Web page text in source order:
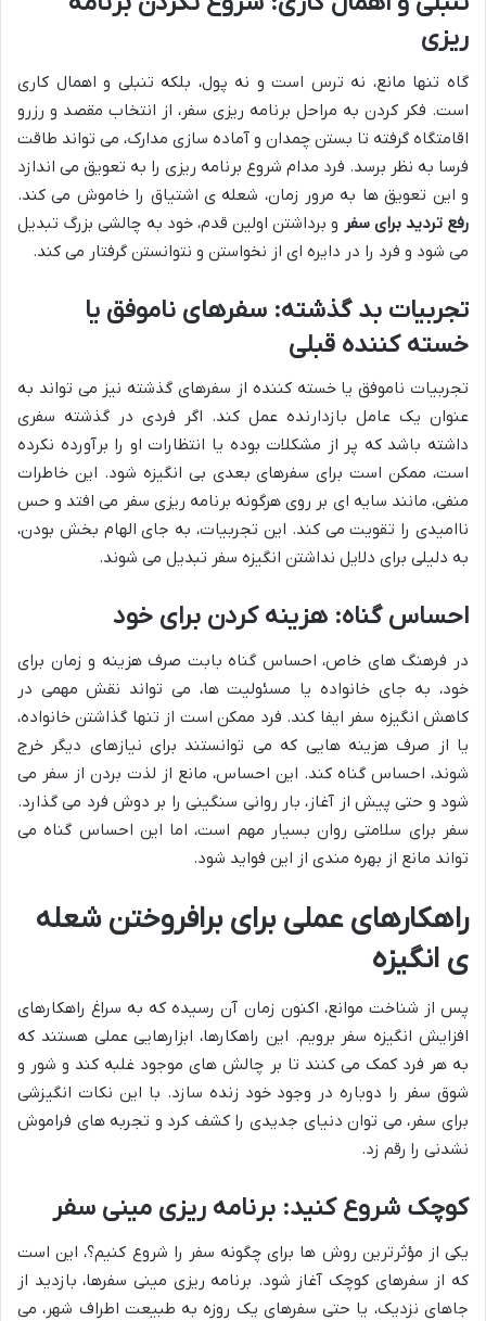
ریزی
گاه تنها مانع، نه ترس است و نه پول، بلکه تنبلی و اهمال کاری
است. فکر کردن به مراحل برنامه ریزی سفر، از انتخاب مقصد و رزرو
اقامتگاه گرفته تا بستن چمدان و آماده سازی مدارک، می تواند طاقت
فرسا به نظر برسد. فرد مدام شروع برنامه ریزی را به تعویق می اندازد
و این تعویق ها به مرور زمان، شعله ی اشتیاق را خاموش می کند.
رفع تردید برای سفر و برداشتن اولین قدم، خود به چالشی بزرگ تبدیل
می شود و فرد را در دایره ای از نخواستن و نتوانستن گرفتار می کند.
تجربیات بد گذشته: سفرهای ناموفق یا
خسته کننده قبلی
تجربیات ناموفق یا خسته کننده از سفرهای گذشته نیز می تواند به
عنوان یک عامل بازدارنده عمل کند. اگر فردی در گذشته سفری
داشته باشد که پر از مشکلات بوده یا انتظارات او را برآورده نکرده
است، ممکن است برای سفرهای بعدی بی انگیزه شود. این خاطرات
منفی، مانند سایه ای بر روی هرگونه برنامه ریزی سفر می افتد و حس
ناامیدی را تقویت می کند. این تجربیات، به جای الهام بخش بودن،
به دلیلی برای دلایل نداشتن انگیزه سفر تبدیل می شوند.
احساس گناه: هزینه کردن برای خود
در فرهنگ های خاص، احساس گناه بابت صرف هزینه و زمان برای
خود، به جای خانواده یا مسئولیت ها، می تواند نقش مهمی در
کاهش انگیزه سفر ایفا کند. فرد ممکن است از تنها گذاشتن خانواده،
یا از صرف هزینه هایی که می توانستند برای نیازهای دیگر خرج
شوند، احساس گناه کند. این احساس، مانع از لذت بردن از سفر می
شود و حتی پیش از آغاز، بار روانی سنگینی را بر دوش فرد می گذارد.
سفر برای سلامتی روان بسیار مهم است، اما این احساس گناه می
تواند مانع از بهره مندی از این فواید شود.
راهکارهای عملی برای برافروختن شعله
ی انگیزه
پس از شناخت موانع، اکنون زمان آن رسیده که به سراغ راهکارهای
افزایش انگیزه سفر برویم. این راهکارها، ابزارهایی عملی هستند که
به هر فرد کمک می کنند تا بر چالش های موجود غلبه کند و شور و
شوق سفر را دوباره در وجود خود زنده سازد. با این نکات انگیزشی
برای سفر، می توان دنیای جدیدی را کشف کرد و تجربه های فراموش
نشدنی را رقم زد.
کوچک شروع کنید: برنامه ریزی مینی سفر
یکی از مؤثرترین روش ها برای چگونه سفر را شروع کنیم؟، این است
که از سفرهای کوچک آغاز شود. برنامه ریزی مینی سفرها، بازدید از
جاهای نزدیک، یا حتی سفرهای یک روزه به طبیعت اطراف شهر، می